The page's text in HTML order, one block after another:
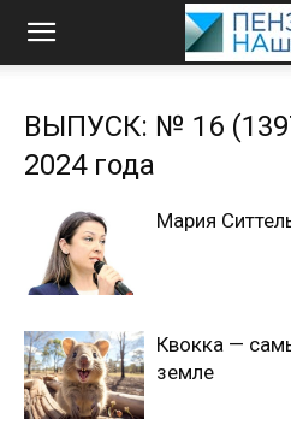
ВЫПУСК: № 16
2024 года
Мария
Квокка —
земле